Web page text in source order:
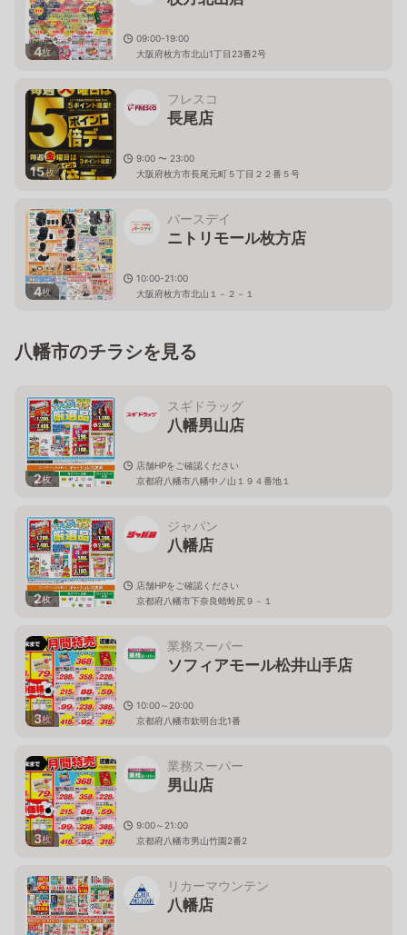
4枚
09:00-19:00
大阪府枚方市北山1丁目23番2号
15枚
フレスコ
長尾店
9:00 〜 23:00
大阪府枚方市長尾元町５丁目２２番５号
4枚
バースデイ
ニトリモール枚方店
10:00-21:00
大阪府枚方市北山１－２－１
八幡市のチラシを見る
2枚
スギドラッグ
八幡男山店
店舗HPをご確認ください
京都府八幡市八幡中ノ山１９４番地１
2枚
ジャパン
八幡店
店舗HPをご確認ください
京都府八幡市下奈良蜻蛉尻９－１
3枚
業務スーパー
ソフィアモール松井山手店
10:00～20:00
京都府八幡市欽明台北1番
3枚
業務スーパー
男山店
9:00～21:00
京都府八幡市男山竹園2番2
リカーマウンテン
八幡店